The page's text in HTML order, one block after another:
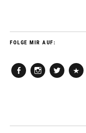
FOLGE MIR AUF: